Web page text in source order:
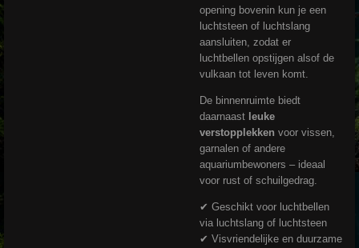
opening bovenin kun je een
luchtsteen of luchtslang
aansluiten, zodat er
luchtbellen opstijgen alsof de
vulkaan tot leven komt.
De binnenruimte biedt
daarnaast leuke
verstopplekken voor vissen,
garnalen of andere
aquariumbewoners – ideaal
voor rust of schuilgedrag.
✔ Geschikt voor luchtbellen
via luchtslang of luchtsteen
✔ Visvriendelijke en duurzame